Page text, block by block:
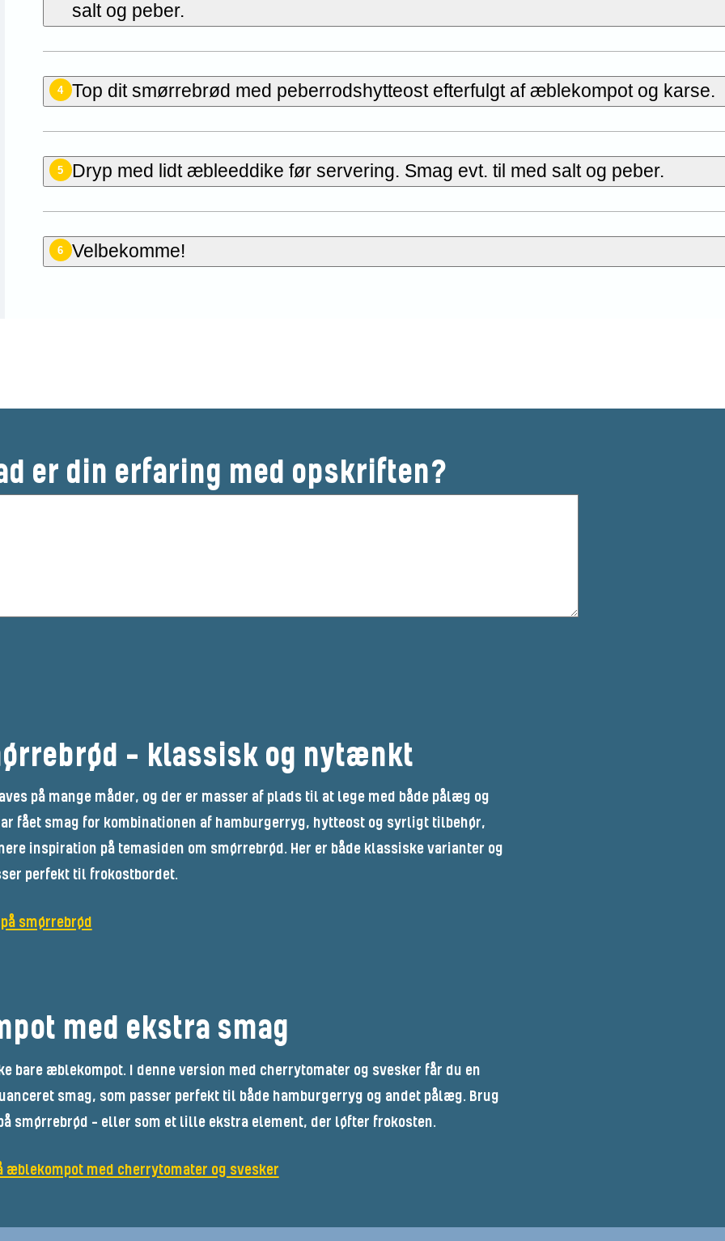
salt og peber.
4 Top dit smørrebrød med peberrodshytteost efterfulgt af æblekompot og karse.
5 Dryp med lidt æbleeddike før servering. Smag evt. til med salt og peber.
6 Velbekomme!
er din erfaring med opskriften?
– klassisk og nytænkt
på mange måder, og der er masser af plads til at lege med både pålæg og
fået smag for kombinationen af hamburgerryg, hytteost og syrligt tilbehør,
inspiration på temasiden om smørrebrød. Her er både klassiske varianter og
perfekt til frokostbordet.
smørrebrød
med ekstra smag
bare æblekompot. I denne version med cherrytomater og svesker får du en
smag, som passer perfekt til både hamburgerryg og andet pålæg. Brug
smørrebrød – eller som et lille ekstra element, der løfter frokosten.
æblekompot med cherrytomater og svesker